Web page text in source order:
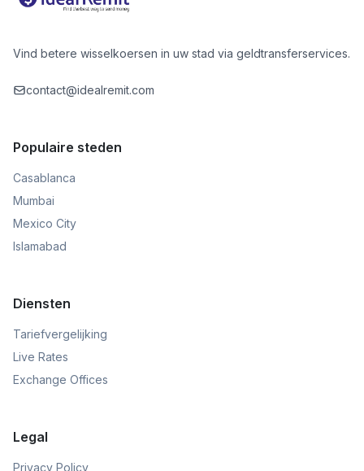
Vind betere wisselkoersen in uw stad via geldtransferservices.
contact@idealremit.com
Populaire steden
Casablanca
Mumbai
Mexico City
Islamabad
Diensten
Tariefvergelijking
Live Rates
Exchange Offices
Legal
Privacy Policy